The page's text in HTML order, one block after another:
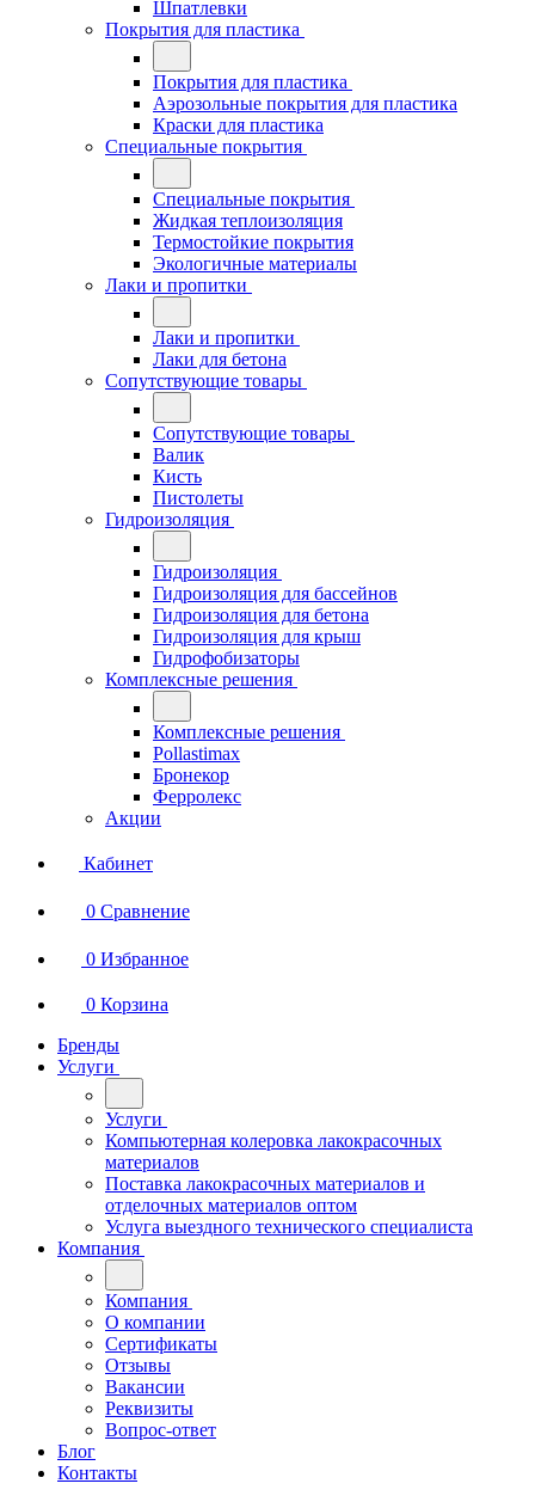
Шпатлевки
Покрытия для пластика
Покрытия для пластика
Аэрозольные покрытия для пластика
Краски для пластика
Специальные покрытия
Специальные покрытия
Жидкая теплоизоляция
Термостойкие покрытия
Экологичные материалы
Лаки и пропитки
Лаки и пропитки
Лаки для бетона
Сопутствующие товары
Сопутствующие товары
Валик
Кисть
Пистолеты
Гидроизоляция
Гидроизоляция
Гидроизоляция для бассейнов
Гидроизоляция для бетона
Гидроизоляция для крыш
Гидрофобизаторы
Комплексные решения
Комплексные решения
Pollastimax
Бронекор
Ферролекс
Акции
Кабинет
0 Сравнение
0 Избранное
0 Корзина
Бренды
Услуги
Услуги
Компьютерная колеровка лакокрасочных
материалов
Поставка лакокрасочных материалов и
отделочных материалов оптом
Услуга выездного технического специалиста
Компания
Компания
О компании
Сертификаты
Отзывы
Вакансии
Реквизиты
Вопрос-ответ
Блог
Контакты